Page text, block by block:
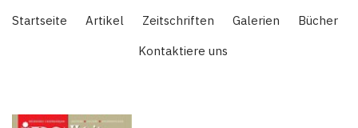
Main
navigation
Startseite Artikel Zeitschriften Galerien
Bücher
Kontaktiere uns